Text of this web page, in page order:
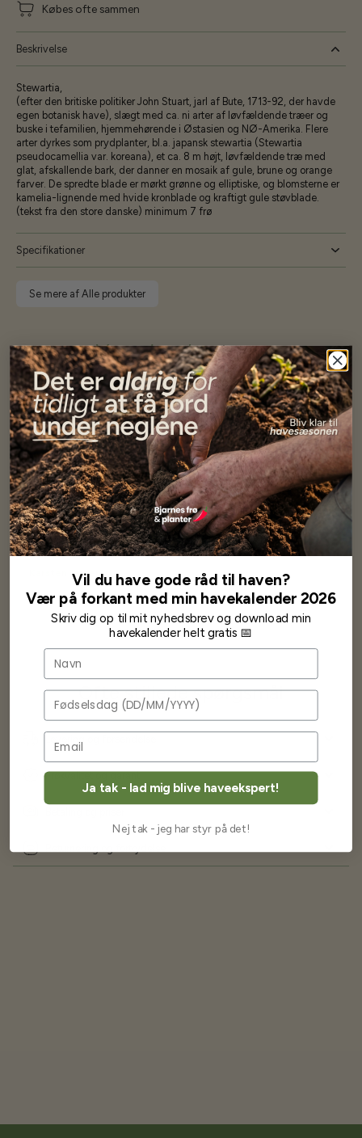
Købes ofte sammen
Beskrivelse
Stewartia,
(efter den britiske politiker John Stuart, jarl af Bute, 1713-92, der havde
egen botanisk have), slægt med ca. ni arter af løvfældende træer og
buske i tefamilien, hjemmehørende i Østasien og NØ-Amerika. Flere
arter dyrkes som prydplanter, bl.a. japansk stewartia (Stewartia
pseudocamellia var. koreana), et ca. 8 m højt, løvfældende træ med
glat, afskallende bark, der danner en mosaik af gule, brune og orange
farver. De spredte blade er mørkt grønne og elliptiske, og blomsterne er
kamelia-lignende med hvide kronblade og kraftigt gule støvblade.
(tekst fra den store danske) minimum 7 frø
Specifikationer
Se mere af Alle produkter
Vores kundersiger...
Har altid kun mødt god vejledning og hjælp fra Barney (Bjarne)
Har lige i går modtaget de fineste asparges kroner med posten
wauw en god kvalitet og størrelse.
Som skrevet før når jeg har skrevet med Bjarne har jeg altid mødt
venlighed og god service.
Jeg vil klart anbefale andre at købe her fra
Karsten Larsen
Ofte stillede spørgsmål
Frøkvalitet og garanti
Vil du have gode råd til haven?
Vær på forkant med min havekalender 2026
Skriv dig op til mit nyhedsbrev og download min
havekalender helt gratis 📅
Navn
Fødselsdag
Ja tak - lad mig blive haveekspert!
Nej tak - jeg har styr på det!